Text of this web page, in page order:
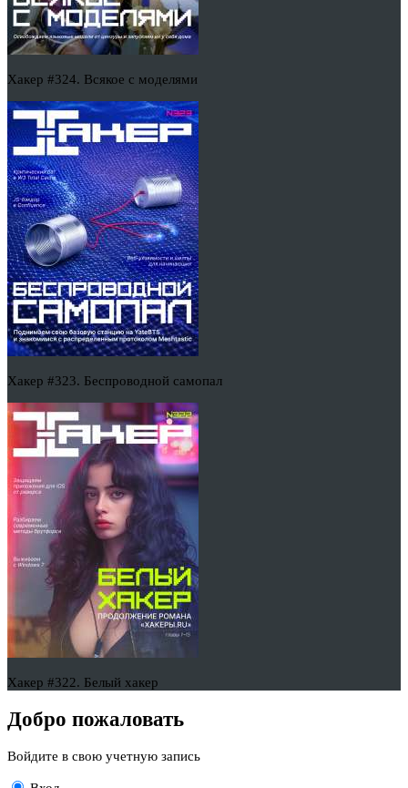
Хакер #324. Всякое с моделями
Хакер #323. Беспроводной самопал
Хакер #322. Белый хакер
Добро пожаловать
Войдите в свою учетную запись